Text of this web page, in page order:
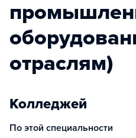
отраслям)
Колледжей
По этой специальности